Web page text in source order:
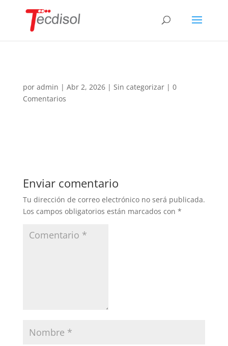
por admin | Abr 2, 2026| Sin categorizar| 0
Comentarios
Enviar comentario
Tu dirección de correo electrónico no será publicada.
Los campos obligatorios están marcados con *